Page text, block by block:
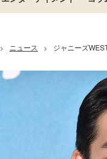
> ニュース > ジャニーズ